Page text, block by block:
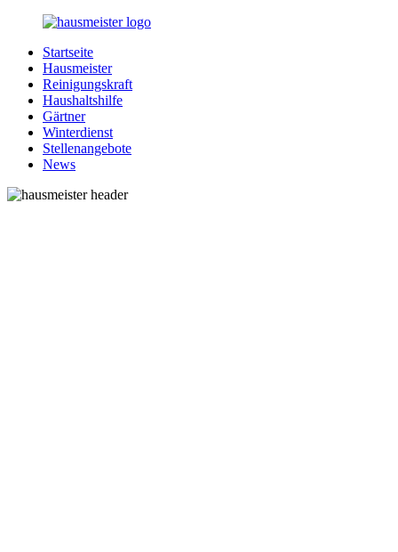
Zurück
Inhalt
Hausmeister.de
Alles
rund
Ihren
Haushalt
Startseite
Hausmeister
Reinigungskraft
Haushaltshilfe
Gärtner
Winterdienst
Stellenangebote
News